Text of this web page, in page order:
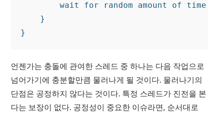
wait for random amount of time
    }
언젠가는 충돌에 관여한 스레드 중 하나는 다음 작업으로
넘어가기에 충분할만큼 물러나게 될 것이다. 물러나기의
단점은 공정하지 않다는 것이다. 특정 스레드가 진전을 본
다는 보장이 없다. 공정성이 중요한 이슈라면, 순서대로